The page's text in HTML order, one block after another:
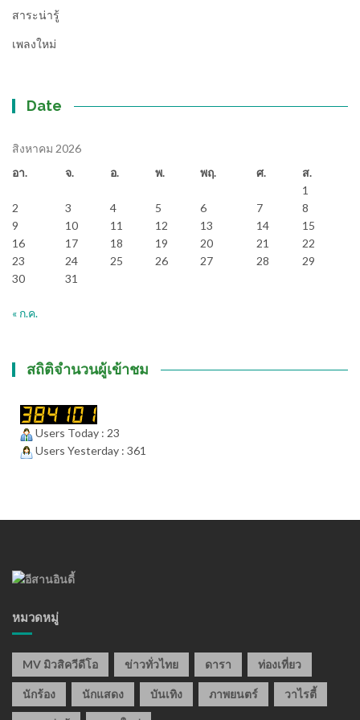
สาระน่ารู้
เพลงใหม่
Date
สิงหาคม 2026
อา.
จ. อ. พ. พฤ. ศ.
ส.
1
2
3 4 5 6 7
8
9
10 11 12 13 14
15
16
17 18 19 20 21
22
23
24 25 26 27 28
29
30
31
« ก.ค.
สถิติจำนวนผู้เข้าชม
Users Today : 23
Users Yesterday : 361
หมวดหมู่
MV มิวสิควีดีโอ ข่าวทั่วไทย ดารา ท่องเที่ยว
นักร้อง นักแสดง บันเทิง ภาพยนตร์ วาไรตี้